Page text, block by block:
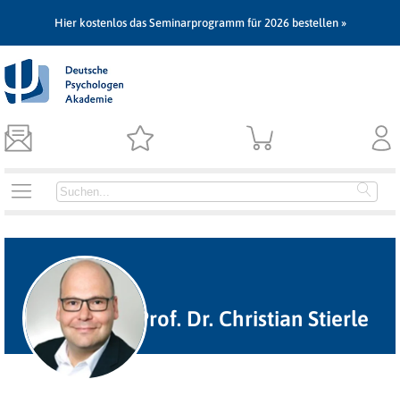
Hier kostenlos das Seminarprogramm für 2026 bestellen »
Prof. Dr. Christian Stierle